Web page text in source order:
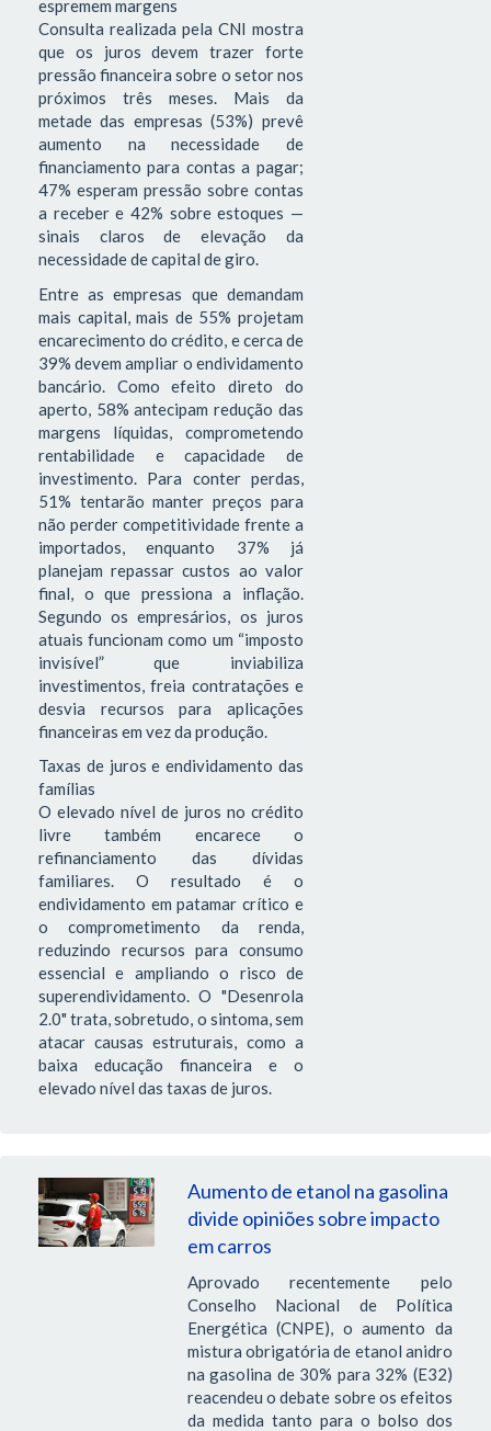
espremem margens
Consulta realizada pela CNI mostra
que os juros devem trazer forte
pressão financeira sobre o setor nos
próximos três meses. Mais da
metade das empresas (53%) prevê
aumento na necessidade de
financiamento para contas a pagar;
47% esperam pressão sobre contas
a receber e 42% sobre estoques —
sinais claros de elevação da
necessidade de capital de giro.
Entre as empresas que demandam
mais capital, mais de 55% projetam
encarecimento do crédito, e cerca de
39% devem ampliar o endividamento
bancário. Como efeito direto do
aperto, 58% antecipam redução das
margens líquidas, comprometendo
rentabilidade e capacidade de
investimento. Para conter perdas,
51% tentarão manter preços para
não perder competitividade frente a
importados, enquanto 37% já
planejam repassar custos ao valor
final, o que pressiona a inflação.
Segundo os empresários, os juros
atuais funcionam como um “imposto
invisível” que inviabiliza
investimentos, freia contratações e
desvia recursos para aplicações
financeiras em vez da produção.
Taxas de juros e endividamento das
famílias
O elevado nível de juros no crédito
livre também encarece o
refinanciamento das dívidas
familiares. O resultado é o
endividamento em patamar crítico e
o comprometimento da renda,
reduzindo recursos para consumo
essencial e ampliando o risco de
superendividamento. O "Desenrola
2.0" trata, sobretudo, o sintoma, sem
atacar causas estruturais, como a
baixa educação financeira e o
elevado nível das taxas de juros.
Aumento de etanol na gasolina
divide opiniões sobre impacto
em carros
Aprovado recentemente pelo
Conselho Nacional de Política
Energética (CNPE), o aumento da
mistura obrigatória de etanol anidro
na gasolina de 30% para 32% (E32)
reacendeu o debate sobre os efeitos
da medida tanto para o bolso dos